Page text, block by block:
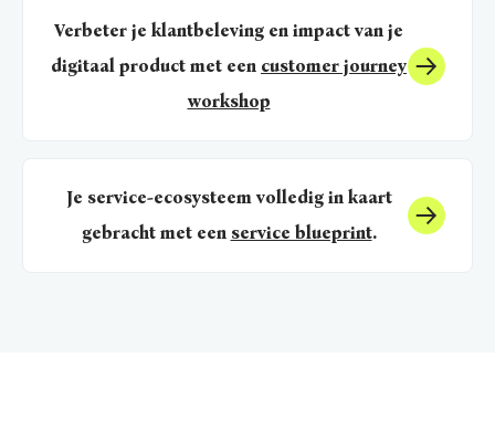
Verbeter je klantbeleving en impact van je
digitaal product met een customer journey
workshop
Je service-ecosysteem volledig in kaart
gebracht met een service blueprint.